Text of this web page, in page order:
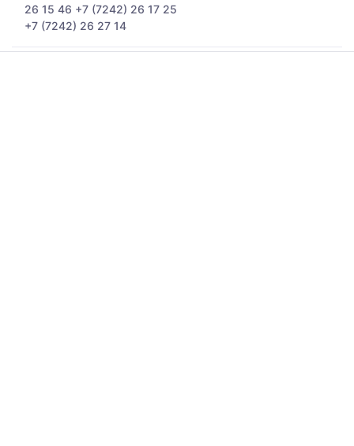
26 15 46 +7 (7242) 26 17 25
+7 (7242) 26 27 14